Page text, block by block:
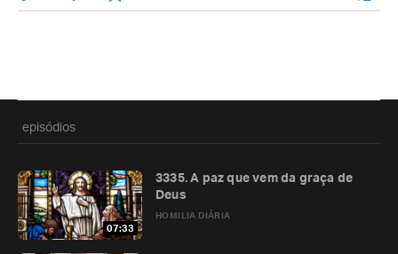
episódios
07:33
HOMILIA DIÁRIA
3335. A paz que vem da graça de
Deus